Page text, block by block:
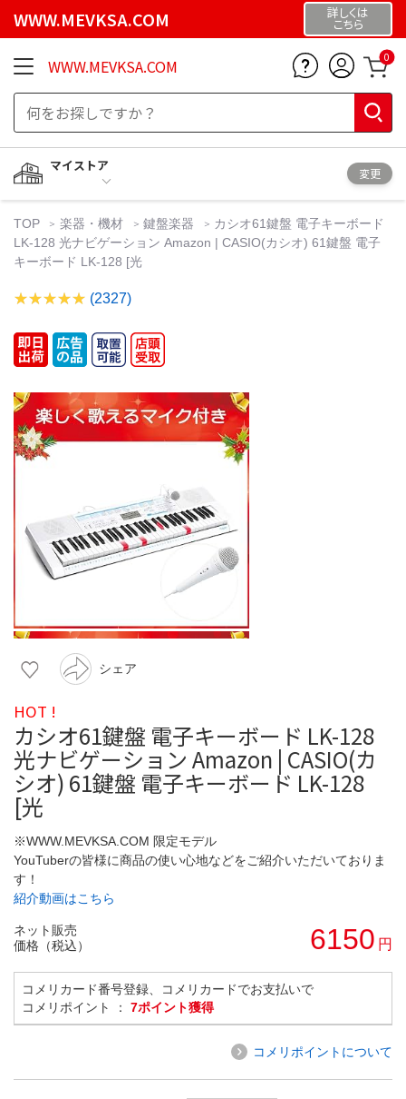
WWW.MEVKSA.COM 詳しくは
こちら
WWW.MEVKSA.COM 0
マイストア
変更
TOP 楽器・機材 鍵盤楽器
カシオ61鍵盤 電子キーボード
LK-128 光ナビゲーション Amazon | CASIO(カシオ) 61鍵盤 電子
キーボード LK-128 [光
(2327)
シェア
HOT !
カシオ61鍵盤 電子キーボード LK-128
光ナビゲーション Amazon | CASIO(カ
シオ) 61鍵盤 電子キーボード LK-128
[光
※WWW.MEVKSA.COM 限定モデル
YouTuberの皆様に商品の使い心地などをご紹介いただいておりま
す！
紹介動画はこちら
ネット販売
価格（税込）
6150 円
コメリカード番号登録、コメリカードでお支払いで
コメリポイント ： 7ポイント獲得
コメリポイントについて